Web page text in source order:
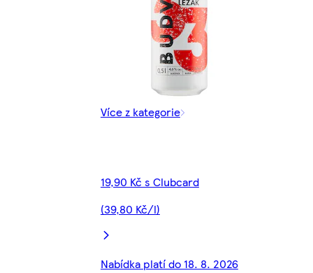
Více z kategorie
19,90 Kč s Clubcard
(39,80 Kč/l)
Nabídka platí do 18. 8. 2026